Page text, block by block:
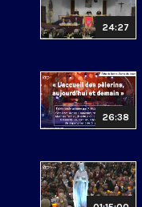
24:27
26:38